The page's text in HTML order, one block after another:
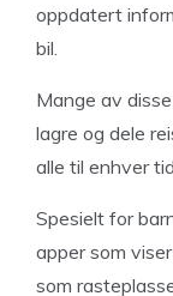
oppdatert
bil.
Mange av
lagre og dele
alle til enhver
Spesielt for
apper som
som